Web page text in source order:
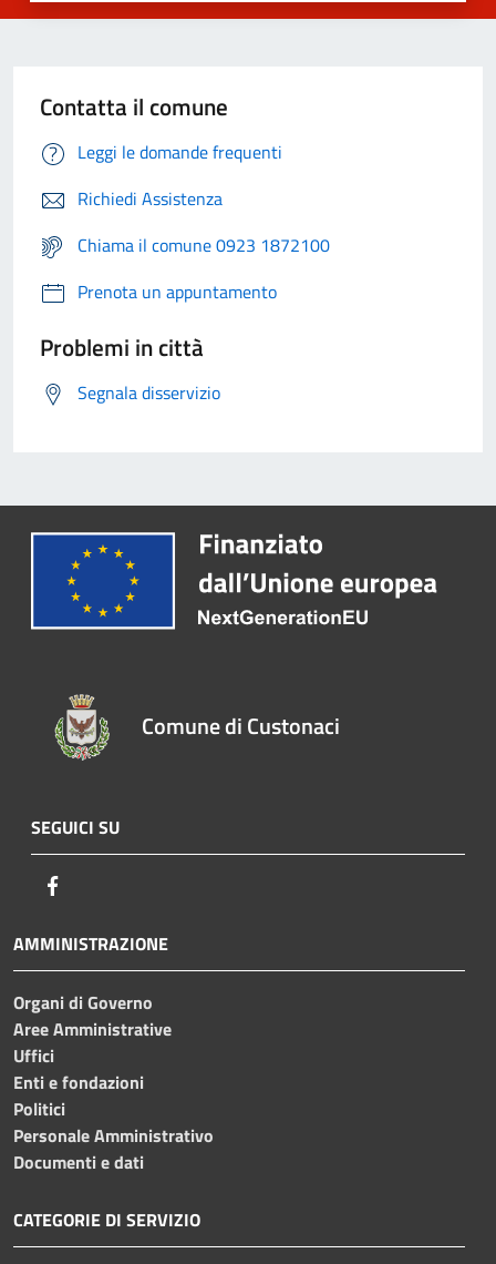
Contatta il comune
Leggi le domande frequenti
Richiedi Assistenza
Chiama il comune 0923 1872100
Prenota un appuntamento
Problemi in città
Segnala disservizio
Comune di Custonaci
SEGUICI SU
AMMINISTRAZIONE
Organi di Governo
Aree Amministrative
Uffici
Enti e fondazioni
Politici
Personale Amministrativo
Documenti e dati
CATEGORIE DI SERVIZIO